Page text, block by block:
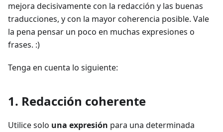
mejora decisivamente con la redacción y las buenas
traducciones, y con la mayor coherencia posible. Vale
la pena pensar un poco en muchas expresiones o
frases. :)
Tenga en cuenta lo siguiente:
1. Redacción coherente
Utilice solo una expresión para una determinada